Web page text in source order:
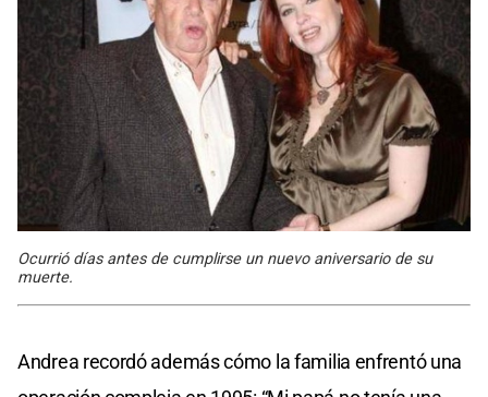
Ocurrió días antes de cumplirse un nuevo aniversario de su
muerte.
Andrea recordó además cómo la familia enfrentó una